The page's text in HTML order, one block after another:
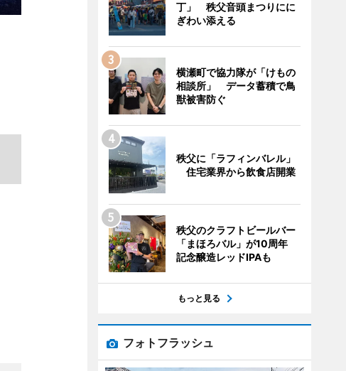
丁」 秩父音頭まつりにに
ぎわい添える
横瀬町で協力隊が「けもの
相談所」 データ蓄積で鳥
獣被害防ぐ
秩父に「ラフィンバレル」
住宅業界から飲食店開業
秩父のクラフトビールバー
「まほろバル」が10周年
記念醸造レッドIPAも
もっと見る
フォトフラッシュ